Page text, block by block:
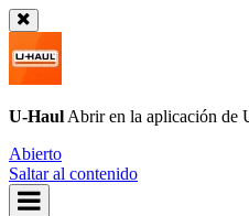
U-Haul Abrir en la aplicación de
Abierto
Saltar al contenido